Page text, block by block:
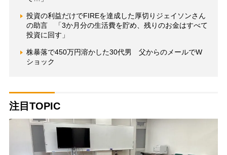
投資の利益だけでFIREを達成した厚切りジェイソンさん
の助言 「3か月分の生活費を貯め、残りのお金はすべて
投資に回す」
株暴落で450万円溶かした30代男 父からのメールでW
ショック
注目TOPIC